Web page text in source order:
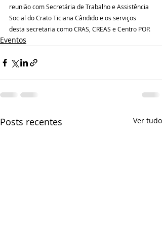
reunião com Secretária de Trabalho e Assistência
Social do Crato Ticiana Cândido e os serviços
desta secretaria como CRAS, CREAS e Centro POP.
Eventos
Posts recentes Ver tudo